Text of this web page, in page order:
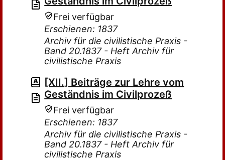
Frei verfügbar
Erschienen: 1837
Archiv für die civilistische Praxis -
Band 20.1837 - Heft Archiv für
civilistische Praxis
[XII.] Beiträge zur Lehre vom
Geständnis im Civilprozeß
Frei verfügbar
Erschienen: 1837
Archiv für die civilistische Praxis -
Band 20.1837 - Heft Archiv für
civilistische Praxis